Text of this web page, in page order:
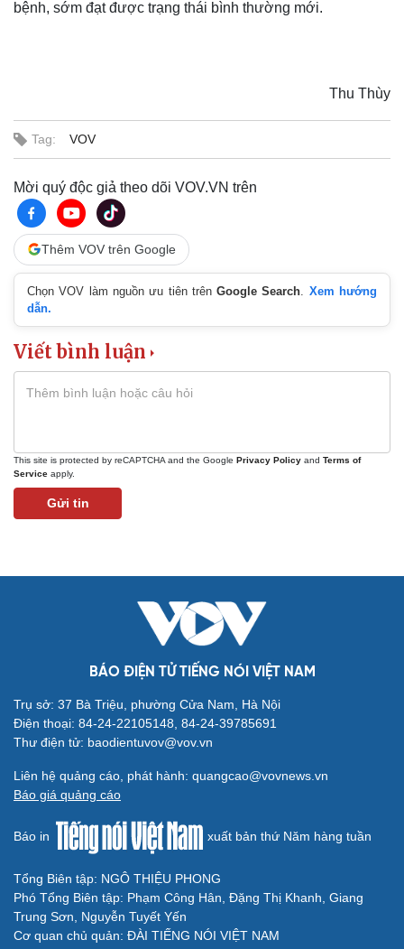
Sản phụ khoa
Nhi khoa
Nam khoa
Làm đẹp - giảm cân
Phòng mạch online
Ăn sạch sống khỏe
Tình yêu - Gia đình
Sân khấu - Điện ảnh
Văn học
Âm nhạc
Di sản
Nghệ sĩ
Thời trang
Du lịch
Tư vấn
check-in
Podcast
Cửa sổ tình yêu
bệnh, sớm đạt được trạng thái bình thường mới.
Thu Thùy
Tag: VOV
Mời quý độc giả theo dõi VOV.VN trên
Thêm VOV trên Google
Chọn VOV làm nguồn ưu tiên trênGoogle Search
Xem hướng
dẫn.
Viết bình luận
This site is protected by reCAPTCHA and the Google Privacy Policy and Terms of
Service apply.
Gửi tin
BÁO ĐIỆN TỬ TIẾNG NÓI VIỆT NAM
Trụ sở: 37 Bà Triệu, phường Cửa Nam, Hà Nội
Điện thoại: 84-24-22105148, 84-24-39785691
Thư điện tử: baodientuvov@vov.vn
Liên hệ quảng cáo, phát hành: quangcao@vovnews.vn
Báo giá quảng cáo
Báo in xuất bản thứ Năm hàng tuần
Tổng Biên tập: NGÔ THIỆU PHONG
Phó Tổng Biên tập: Phạm Công Hân, Đặng Thị Khanh, Giang
Trung Sơn, Nguyễn Tuyết Yến
Cơ quan chủ quản: ĐÀI TIẾNG NÓI VIỆT NAM